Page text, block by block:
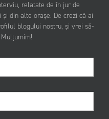
relatate de în jur de
din alte orașe. De crezi că ai
blogului nostru, și vrei să-